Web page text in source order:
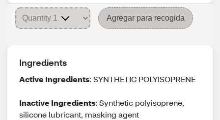
Agregar para recogida
Ingredients
Active Ingredients: SYNTHETIC POLYISOPRENE
Inactive Ingredients: Synthetic polyisoprene,
silicone lubricant, masking agent